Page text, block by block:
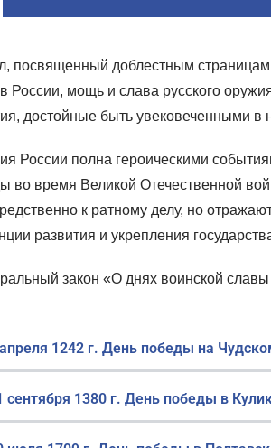
посвященный доблестным
России, мощь и слава русского
достойные быть увековеченными в
России полна героическими
во время Великой Отечественной
к ратному делу, но
развития и укрепления
закон «О днях воинской
1242 г. День победы на
сентября 1380 г. День победы в